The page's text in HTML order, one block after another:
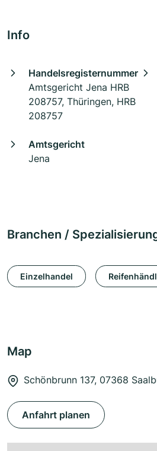
Info
Handelsregisternummer
Amtsgericht Jena HRB
208757, Thüringen, HRB
208757
Amtsgericht
Jena
Branchen /
Einzelhandel
Map
Schönbrunn 137, 07368
Anfahrt planen